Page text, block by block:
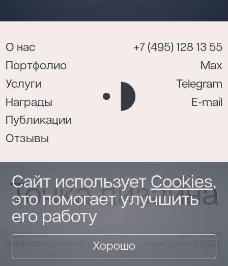
О нас
Портфолио
Услуги
Награды
Публикации
Отзывы
+7 (495) 128 13 55
Max
Telegram
E-mail
Политика
конфиденциальности
Все права
Сайт использует Cookies,
это помогает улучшить
его работу
Хорошо